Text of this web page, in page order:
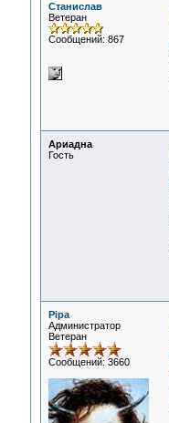
Станислав
Ветеран
Сообщений: 867
Ариадна
Гость
Pipa
Администратор
Ветеран
Сообщений: 3660